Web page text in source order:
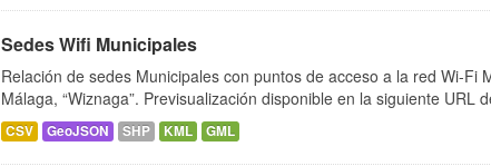
Sedes Wifi Municipales
Relación de sedes Municipales con puntos de acceso a la red Wi-Fi
Málaga, “Wiznaga”. Previsualización disponible en la siguiente URL
CSV GeoJSON SHP KML GML